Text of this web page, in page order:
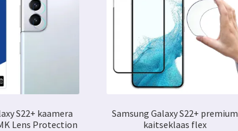
S22+ kaamera
Lens Protection
Samsung Galaxy S22+ premium
kaitseklaas flex